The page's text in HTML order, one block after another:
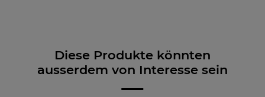
Diese Produkte könnten
ausserdem von Interesse sein